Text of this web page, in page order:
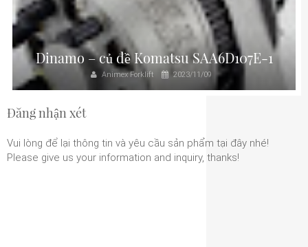
Dinamo – củ đề Komatsu SAA6D107E-1
Animex Forklift 2023/11/09
Đăng nhận xét
Vui lòng để lại thông tin và yêu cầu sản phẩm tại đây nhé!
Please give us your information and inquiry, thanks!